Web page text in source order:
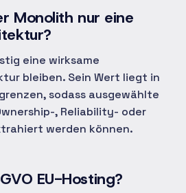
Monolith nur eine
eine wirksame
bleiben. Sein Wert liegt in
sodass ausgewählte
, Reliability- oder
werden können.
EU-Hosting?